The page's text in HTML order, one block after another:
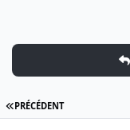
PREMIÈRE PAGE
PRÉCÉDENT